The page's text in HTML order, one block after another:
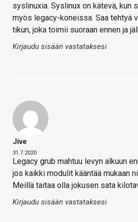
syslinuxia. Syslinux on kätevä, kun
myös legacy-koneissa. Saa tehtyä
tikun, joka toimii suoraan ennen ja
Kirjaudu sisään vastataksesi
Jive
31.7.2020
Legacy grub mahtuu levyn alkuun
jos kaikki modulit kääntää mukaan
Meillä taitaa olla jokusen sata
Kirjaudu sisään vastataksesi